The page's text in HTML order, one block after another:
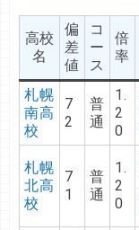
高校
名
偏
差
値
コ
ー
ス
倍
率
札幌
南高
校
7
2
普
通
1.
2
0
札幌
北高
校
7
1
普
通
1.
2
0